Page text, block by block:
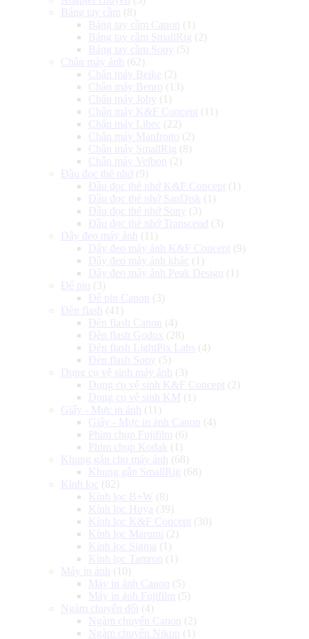
Báng tay cầm (8)
Báng tay cầm Canon
(1)
Báng tay cầm SmallRig (2)
Báng tay cầm Sony (5)
Chân máy ảnh
(62)
Chân máy Beike (2)
Chân máy Benro (13)
Chân máy Joby (1)
Chân máy K&F Concept (11)
Chân máy Libec (22)
Chân máy Manfrotto (2)
Chân máy SmallRig (8)
Chân máy Velbon
(2)
Đầu đọc thẻ nhớ (9)
Đầu đọc thẻ nhớ K&F Concept (1)
Đầu đọc thẻ nhớ SanDisk (1)
Đầu đọc thẻ nhớ Sony (3)
Đầu đọc thẻ nhớ Transcend
(3)
Dây đeo máy ảnh
(11)
Dây đeo máy ảnh K&F Concept (9)
Dây đeo máy ảnh khác (1)
Dây đeo máy ảnh Peak Design
(1)
Đế pin
(3)
Đế pin Canon
(3)
Đèn flash
(41)
Đèn flash Canon
(4)
Đèn flash Godox (28)
Đèn flash LightPix Labs (4)
Đèn flash Sony (5)
Dụng cụ vệ sinh máy ảnh
(3)
Dụng cụ vệ sinh K&F Concept (2)
Dụng cụ vệ sinh KM (1)
Giấy - Mực in ảnh
(11)
Giấy - Mực in ảnh Canon
(4)
Phim chụp Fujifilm (6)
Phim chụp Kodak (1)
Khung gắn cho máy ảnh
(68)
Khung gắn SmallRig (68)
Kính lọc (82)
Kính lọc B+W (8)
Kính lọc Hoya (39)
Kính lọc K&F Concept (30)
Kính lọc Marumi (2)
Kính lọc Sigma (1)
Kính lọc Tamron
(1)
Máy in ảnh
(10)
Máy in ảnh Canon
(5)
Máy in ảnh Fujifilm (5)
Ngàm chuyển đổi (4)
Ngàm chuyển Canon
(2)
Ngàm chuyển Nikon
(1)